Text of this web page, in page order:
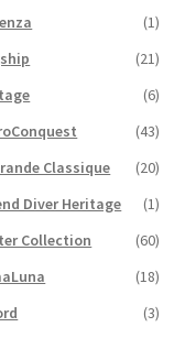
(1)
(21)
(6)
(43)
Classique
(20)
Diver Heritage
(1)
Collection
(60)
(18)
(3)